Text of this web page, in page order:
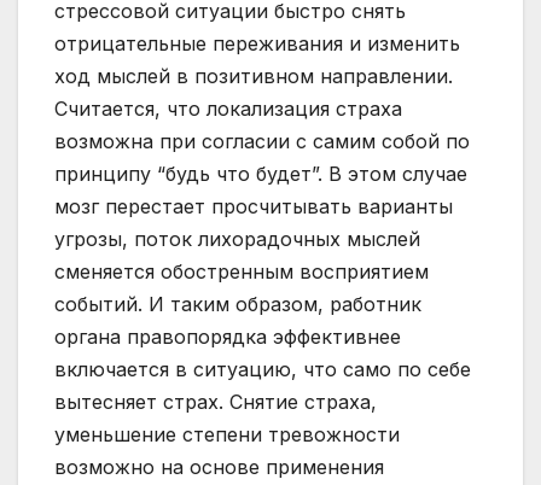
стрессовой ситуации быстро снять
отрицательные переживания и изменить
ход мыслей в позитивном направлении.
Считается, что локализация страха
возможна при согласии с самим собой по
принципу “будь что будет”. В этом случае
мозг перестает просчитывать варианты
угрозы, поток лихорадочных мыслей
сменяется обостренным восприятием
событий. И таким образом, работник
органа правопорядка эффективнее
включается в ситуацию, что само по себе
вытесняет страх. Снятие страха,
уменьшение степени тревожности
возможно на основе применения